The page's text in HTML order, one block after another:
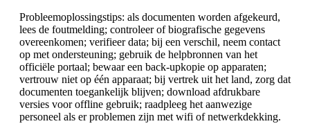
Probleemoplossingstips: als documenten worden afgekeurd,
lees de foutmelding; controleer of biografische gegevens
overeenkomen; verifieer data; bij een verschil, neem contact
op met ondersteuning; gebruik de helpbronnen van het
officiële portaal; bewaar een back-upkopie op apparaten;
vertrouw niet op één apparaat; bij vertrek uit het land, zorg dat
documenten toegankelijk blijven; download afdrukbare
versies voor offline gebruik; raadpleeg het aanwezige
personeel als er problemen zijn met wifi of netwerkdekking.